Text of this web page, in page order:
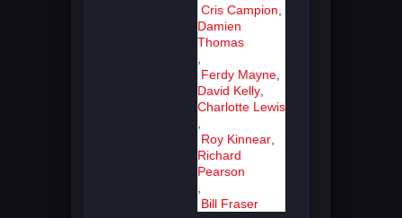
Cris Campion
Damien
Thomas
Ferdy Mayne
David Kelly
Charlotte Lewis
Roy Kinnear
Richard
Pearson
Bill Fraser